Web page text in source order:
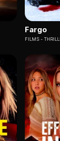
Fargo
FILMS